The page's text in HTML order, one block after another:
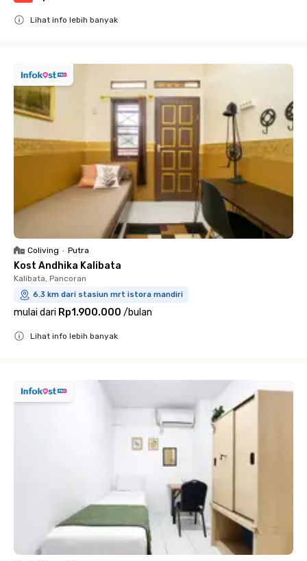
Lihat info lebih banyak
Coliving • Putra
Kost Andhika Kalibata
Kalibata, Pancoran
6.3 km dari stasiun mrt istora mandiri
mulai dari Rp1.900.000 /bulan
Lihat info lebih banyak